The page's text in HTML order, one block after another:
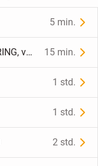
5 min.
Heimkino Sofa Leder von Fa. MUSTERING, voll motorisch verstellbar + USB Ladenanschluss + LED Leuchte 15 min.
1 std.
1 std.
2 std.